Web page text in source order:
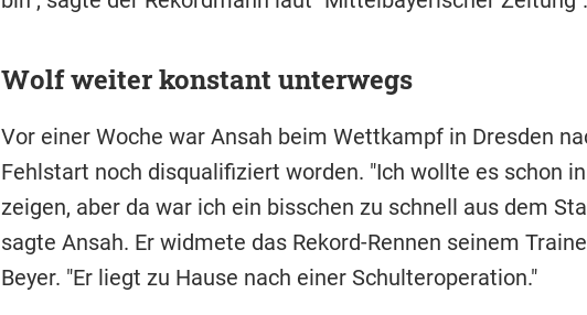
Wolf weiter konstant unterwegs
Vor einer Woche war Ansah beim Wettkampf in Dresden
Fehlstart noch disqualifiziert worden. "Ich wollte es schon
zeigen, aber da war ich ein bisschen zu schnell aus dem
sagte Ansah. Er widmete das Rekord-Rennen seinem
Beyer. "Er liegt zu Hause nach einer Schulteroperation."